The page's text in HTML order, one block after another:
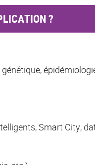
?
Smart City,